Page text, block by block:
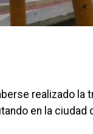
realizado la
en la ciudad